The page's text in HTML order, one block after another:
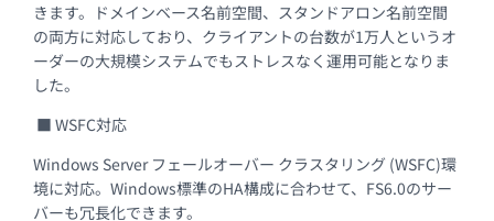
きます。ドメインベース名前空間、スタンドアロン名前空間
の両方に対応しており、クライアントの台数が1万人というオ
ーダーの大規模システムでもストレスなく運用可能となりま
した。
■ WSFC対応
Windows Server フェールオーバー クラスタリング (WSFC)環
境に対応。Windows標準のHA構成に合わせて、FS6.0のサー
バーも冗長化できます。